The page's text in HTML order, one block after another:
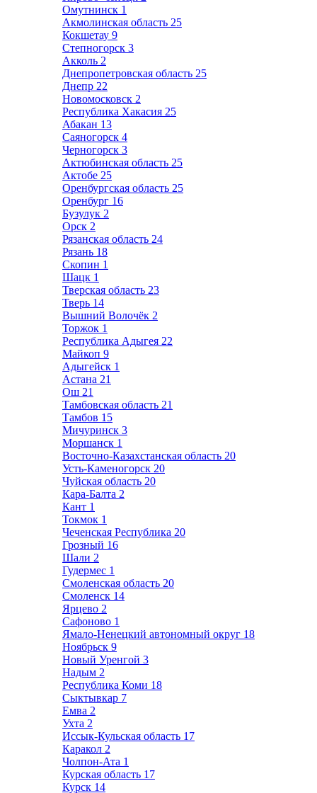
Омутнинск 1
Акмолинская область 25
Кокшетау 9
Степногорск 3
Акколь 2
Днепропетровская область 25
Днепр 22
Новомосковск 2
Республика Хакасия 25
Абакан 13
Саяногорск 4
Черногорск 3
Актюбинская область 25
Актобе 25
Оренбургская область 25
Оренбург 16
Бузулук 2
Орск 2
Рязанская область 24
Рязань 18
Скопин 1
Шацк 1
Тверская область 23
Тверь 14
Вышний Волочёк 2
Торжок 1
Республика Адыгея 22
Майкоп 9
Адыгейск 1
Астана 21
Ош 21
Тамбовская область 21
Тамбов 15
Мичуринск 3
Моршанск 1
Восточно-Казахстанская область 20
Усть-Каменогорск 20
Чуйская область 20
Кара-Балта 2
Кант 1
Токмок 1
Чеченская Республика 20
Грозный 16
Шали 2
Гудермес 1
Смоленская область 20
Смоленск 14
Ярцево 2
Сафоново 1
Ямало-Ненецкий автономный округ 18
Ноябрьск 9
Новый Уренгой 3
Надым 2
Республика Коми 18
Сыктывкар 7
Емва 2
Ухта 2
Иссык-Кульская область 17
Каракол 2
Чолпон-Ата 1
Курская область 17
Курск 14